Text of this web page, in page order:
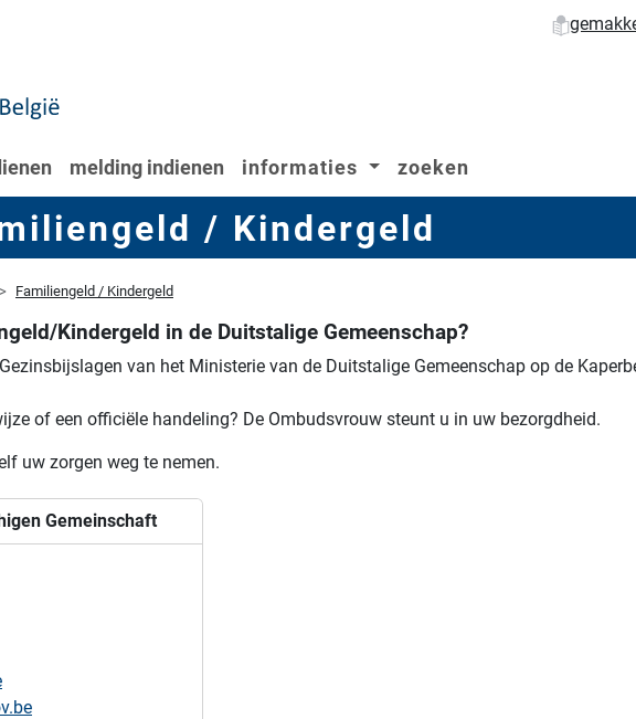
melding indienen informaties zoeken
/ Kindergeld
Familiengeld / Kindergeld
Kindergeld in de Duitstalige Gemeenschap?
van het Ministerie van de Duitstalige Gemeenschap op de
of een officiële handeling? De Ombudsvrouw steunt u in uw bezorgdheid.
uw zorgen weg te nemen.
Gemeinschaft